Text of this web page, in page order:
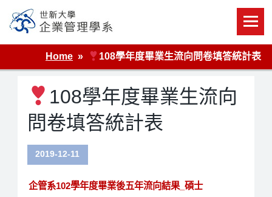
content
世新大學企業管理學系
Home
108學年度畢業生流向問卷填答統計表
108學年度畢業生流向
問卷填答統計表
2019-12-11
企管系102學年度畢業後五年流向結果_碩士